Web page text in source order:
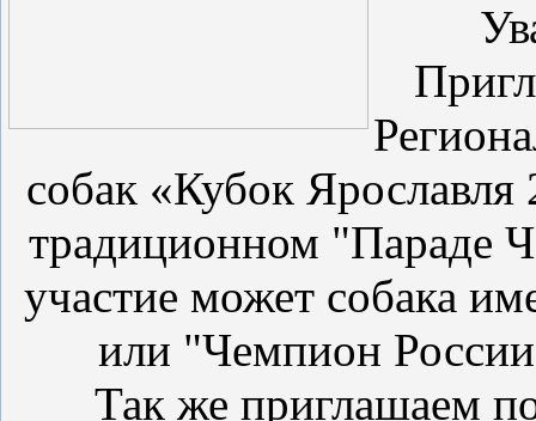
собак «Кубок
традиционном "Параде
участие может собака
или "Чемпион
Так же приглашаем